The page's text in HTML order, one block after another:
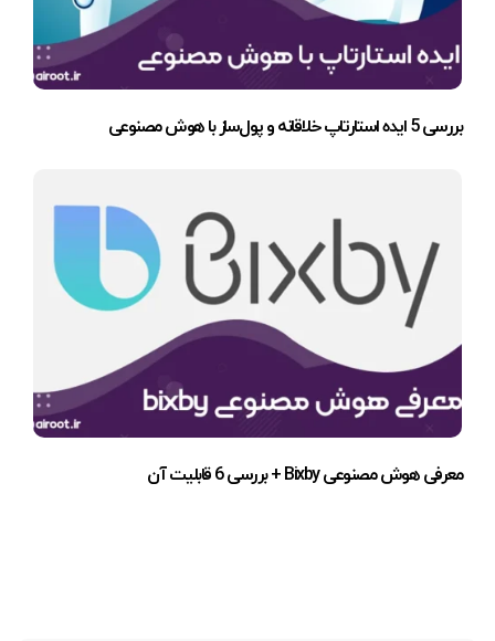
بررسی 5 ایده استارتاپ خلاقانه و پول‌ساز با هوش مصنوعی
معرفی هوش مصنوعی Bixby + بررسی 6 قابلیت آن